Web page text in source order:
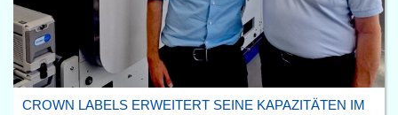
CROWN LABELS ERWEITERT SEINE KAPAZITÄTEN IM